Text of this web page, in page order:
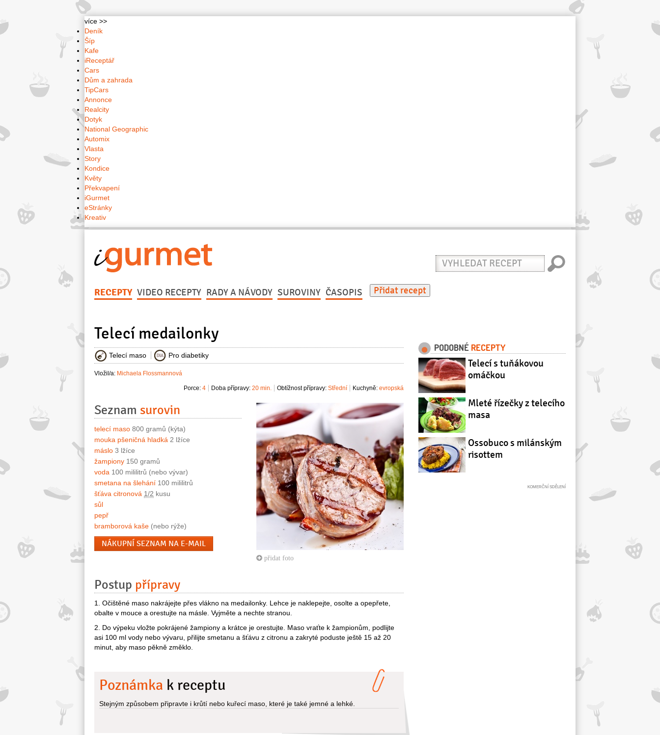
více >>
Deník
Šíp
Kafe
iReceptář
Cars
Dům a zahrada
TipCars
Annonce
Realcity
Dotyk
National Geographic
Automix
Vlasta
Story
Kondice
Květy
Překvapení
iGurmet
eStránky
Kreativ
Vyhledat
recept
RECEPTY VIDEO RECEPTY RADY A NÁVODY SUROVINY ČASOPIS Přidat recept
Telecí medailonky
Telecí maso Pro diabetiky
Vložil/a: Michaela Flossmannová
Kuchyně: evropská
Obtížnost přípravy: Střední
Doba přípravy: 20 min.
Porce: 4
přidat foto
Seznam surovin
telecí maso 800 gramů (kýta)
mouka pšeničná hladká 2 lžíce
máslo 3 lžíce
žampiony 150 gramů
voda 100 mililitrů (nebo vývar)
smetana na šlehání 100 mililitrů
šťáva citronová 1/2 kusu
sůl
pepř
bramborová kaše (nebo rýže)
NÁKUPNÍ SEZNAM NA E-MAIL
Postup přípravy
1. Očištěné maso nakrájejte přes vlákno na medailonky. Lehce je naklepejte, osolte a opepřete,
obalte v mouce a orestujte na másle. Vyjměte a nechte stranou.
2. Do výpeku vložte pokrájené žampiony a krátce je orestujte. Maso vraťte k žampionům, podlijte
asi 100 ml vody nebo vývaru, přilijte smetanu a šťávu z citronu a zakryté poduste ještě 15 až 20
minut, aby maso pěkně změklo.
Poznámka k receptu
Stejným způsobem připravte i krůtí nebo kuřecí maso, které je také jemné a lehké.
PODOBNÉ RECEPTY
Telecí s tuňákovou
omáčkou
Mleté řízečky z telecího
masa
Ossobuco s milánským
risottem